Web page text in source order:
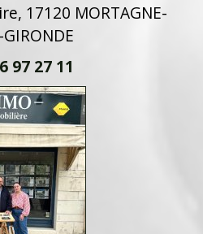
17120 MORTAGNE-
GIRONDE
97 27 11